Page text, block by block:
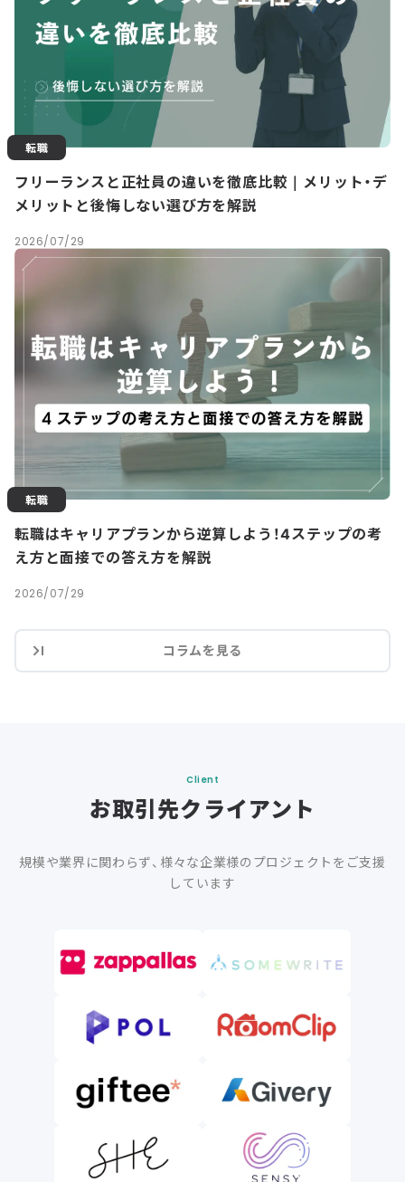
転職
フリーランスと正社員の違いを徹底比較｜メリット・デ
メリットと後悔しない選び方を解説
2026/07/29
転職
転職はキャリアプランから逆算しよう！4ステップの考
え方と面接での答え方を解説
2026/07/29
コラムを見る
Client
お取引先クライアント
規模や業界に関わらず、様々な企業様のプロジェクトをご支援